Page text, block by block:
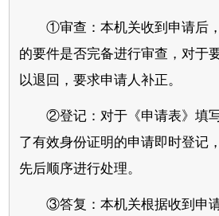
①审查：本机关收到申请后
的要件是否完备进行审查，对于
以退回，要求申请人补正。
②登记：对于《申请表》填
了有效身份证明的申请即时登记
先后顺序进行处理。
③答复：本机关根据收到申